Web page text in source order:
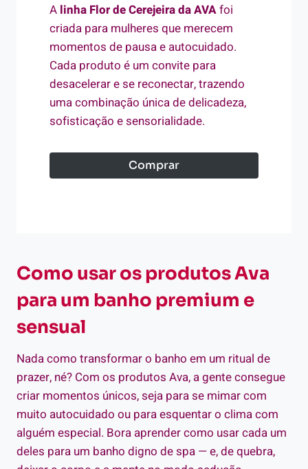
A linha Flor de Cerejeira da AVAfoi
criada para mulheres que merecem
momentos de pausa e autocuidado.
Cada produto é um convite para
desacelerar e se reconectar, trazendo
uma combinação única de delicadeza,
sofisticação e sensorialidade.
Comprar
Como usar os produtos Ava
para um banho premium e
sensual
Nada como transformar o banho em um ritual de
prazer, né? Com os produtos Ava, a gente consegue
criar momentos únicos, seja para se mimar com
muito autocuidado ou para esquentar o clima com
alguém especial. Bora aprender como usar cada um
deles para um banho digno de spa — e, de quebra,